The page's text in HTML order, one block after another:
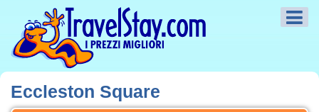
Eccleston Square